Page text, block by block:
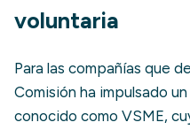
voluntaria
Para las compañías que
Comisión ha impulsado
conocido como VSME,